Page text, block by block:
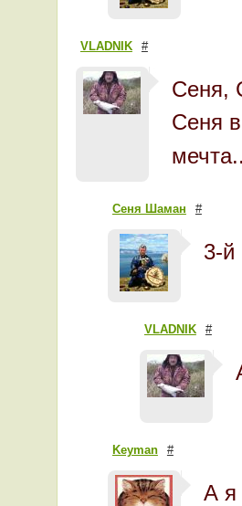
VLADNIK #
Сеня,
Сеня
Сеня Шаман #
3-й
VLADNIK #
Keyman #
А я